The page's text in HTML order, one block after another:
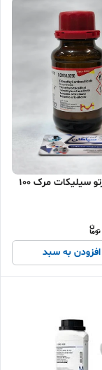
تترا اتیل اورتو سیلیکات مرک 100
افزودن به سبد